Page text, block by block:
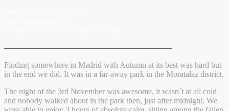
————————————————————–
Finding somewhere in Madrid with Autumn at its best was hard but
in the end we did. It was in a far-away park in the Moratalaz district.
The night of the 3rd November was awesome, it wasn´t at all cold
and nobody walked about in the park then, just after midnight. We